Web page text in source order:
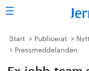
Sök
Stålindustrin
Start Publicerat
Pressmeddelanden